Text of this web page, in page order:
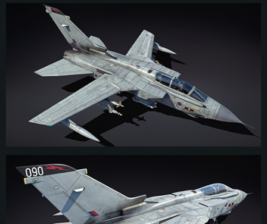
Уроки, извлечённые из операции «Грэнби», а также потребность в более
совершенном вооружении привели к тому, что в 1996 году компания
Panavia начала масштабную программу модернизации по заказу
Королевских ВВС. Самолёт получил функции всепогодного и ночного
полёта, что позволило ему работать в любых условиях и в любое время,
а экипажу — использовать очки ночного видения. Вместо одной из
курсовых пушек было смонтировано оборудование для тепловизионной
камеры FLIR. Tornado получил более совершенные контейнеры с ложными
тепловыми целями и продвинутое высокоточное вооружение класса
Модификация GR.4 широко использовалась в Афганистане, Ираке, Сирии
и Ливии, участвуя в большинстве ударных операций Королевских ВВС.
Одним из подразделений, использовавшим Tornado GR.4, стала
знаменитая со времён Второй мировой 617-я эскадрилья «Дамбастер»,
прославившаяся своими рейдами на «Ланкастерах». В марте 2019 года
Королевскими военно-воздушными силами, а их роль взяли на себя F-35B
и Typhoon FGR.4.